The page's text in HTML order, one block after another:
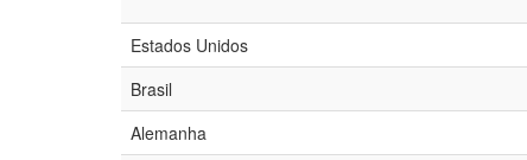
Estados Unidos
Brasil
Alemanha